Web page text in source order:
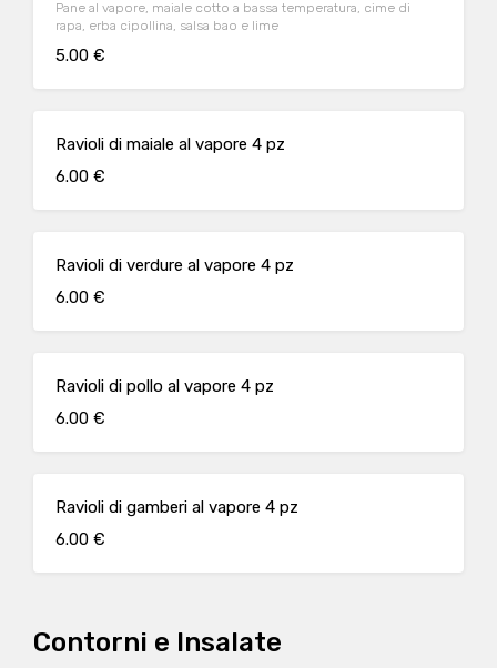
Pane al vapore, maiale cotto a bassa temperatura, cime di
rapa, erba cipollina, salsa bao e lime
5.00 €
Ravioli di maiale al vapore 4 pz
6.00 €
Ravioli di verdure al vapore 4 pz
6.00 €
Ravioli di pollo al vapore 4 pz
6.00 €
Ravioli di gamberi al vapore 4 pz
6.00 €
Contorni e Insalate